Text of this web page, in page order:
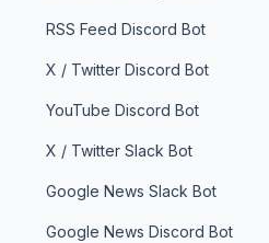
RSS Feed Discord Bot
X / Twitter Discord Bot
YouTube Discord Bot
X / Twitter Slack Bot
Google News Slack Bot
Google News Discord Bot